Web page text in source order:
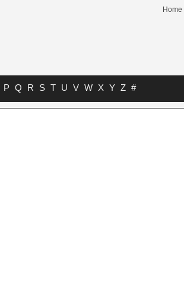
Home
P Q R S T U V W X Y Z #